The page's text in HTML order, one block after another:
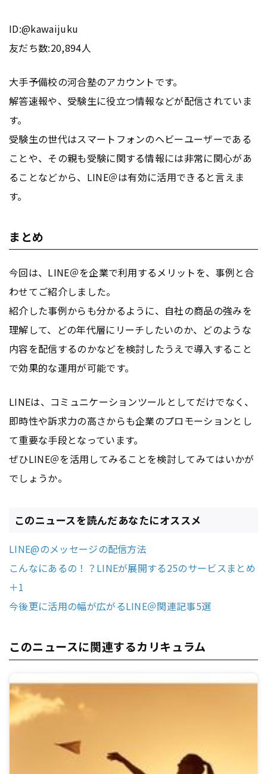
ID:@kawaijuku
友だち数:20,894人
大手予備校の河合塾のアカウントです。
解答速報や、受験生に役立つ情報などが配信されていま
す。
受験生の世代はスマートフォンのヘビーユーザーである
ことや、その親も受験に関する情報には非常に関心があ
ることなどから、LINE＠は有効に活用できると言えま
す。
まとめ
今回は、LINE＠を企業で利用するメリットを、事例と合
わせてご紹介しました。
紹介した事例からも分かるように、自社の商品の強みを
理解して、どの年代層にリーチしたいのか、どのような
内容を配信するのかなどを検討したうえで導入すること
で効果的な運用が可能です。
LINEは、コミュニケーションツールとしてだけでなく、
即時性や訴求力の高さからも企業のプロモーションとし
て重要な手段となっています。
ぜひLINE＠を活用してみることを検討してみてはいかが
でしょうか。
このニュースを読んだあなたにオススメ
LINE@のメッセージの配信方法
こんなにあるの！？LINEが展開する25のサービスまとめ
＋1
今後更に活用の幅が広がるLINE＠関連記事5選
このニュースに関連するカリキュラム